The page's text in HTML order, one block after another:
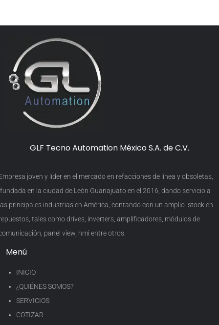
GLF Tecno Automation México S.A. de C.V.
joven y líder en el mercado en refacciones de línea y obsoletas,
en la ciudad de León Guanajuato en el 2016, dando servicio a
principales industrias en América, contando con un amplio stock en
tales como drives, inverters, amplificadores, módulos de
panel view, hmi entre otros.
Menú
INICIO
¿QUIÉNES SOMOS?
SERVICIOS
COTIZAR